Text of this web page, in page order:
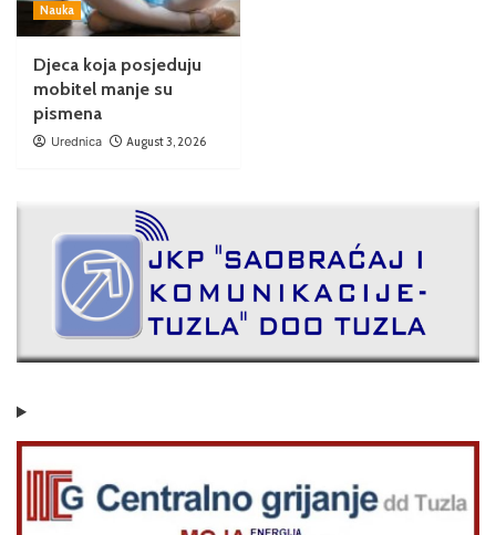
Nauka
Djeca koja posjeduju
mobitel manje su
pismena
Urednica August 3, 2026